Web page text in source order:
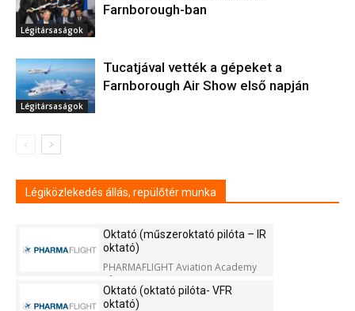
Légitársaságok
Farnborough-ban
Légitársaságok
Tucatjával vették a gépeket a
Farnborough Air Show első napján
Légiközlekedés állás, repülőtér munka
Oktató (műszeroktató pilóta – IR
oktató)
PHARMAFLIGHT Aviation Academy
Kft.
Oktató (oktató pilóta- VFR
oktató)